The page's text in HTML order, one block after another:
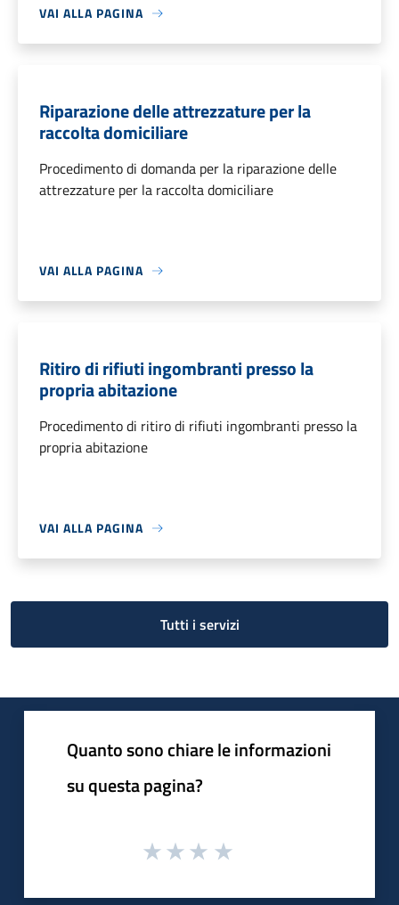
VAI ALLA PAGINA
Riparazione delle attrezzature per la
raccolta domiciliare
Procedimento di domanda per la riparazione delle
attrezzature per la raccolta domiciliare
VAI ALLA PAGINA
Ritiro di rifiuti ingombranti presso la
propria abitazione
Procedimento di ritiro di rifiuti ingombranti presso la
propria abitazione
VAI ALLA PAGINA
Tutti i servizi
Quanto sono chiare le informazioni
su questa pagina?